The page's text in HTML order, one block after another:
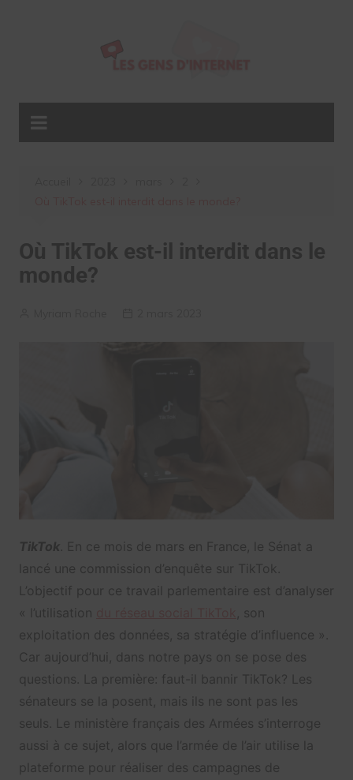
Où TikTok est-il interdit dans le
monde?
TikTok . En ce mois de mars en France, le Sénat a
lancé une commission d’enquête sur TikTok.
L’objectif pour ce travail parlementaire est d’analyser
« l’utilisation
, son
exploitation des données, sa stratégie d’influence ».
Car aujourd’hui, dans notre pays on se pose des
questions. La première: faut-il bannir TikTok? Les
sénateurs se la posent, mais ils ne sont pas les
seuls. Le ministère français des Armées s’interroge
aussi à ce sujet, alors que l’armée de l’air utilise la
plateforme pour réaliser des campagnes de